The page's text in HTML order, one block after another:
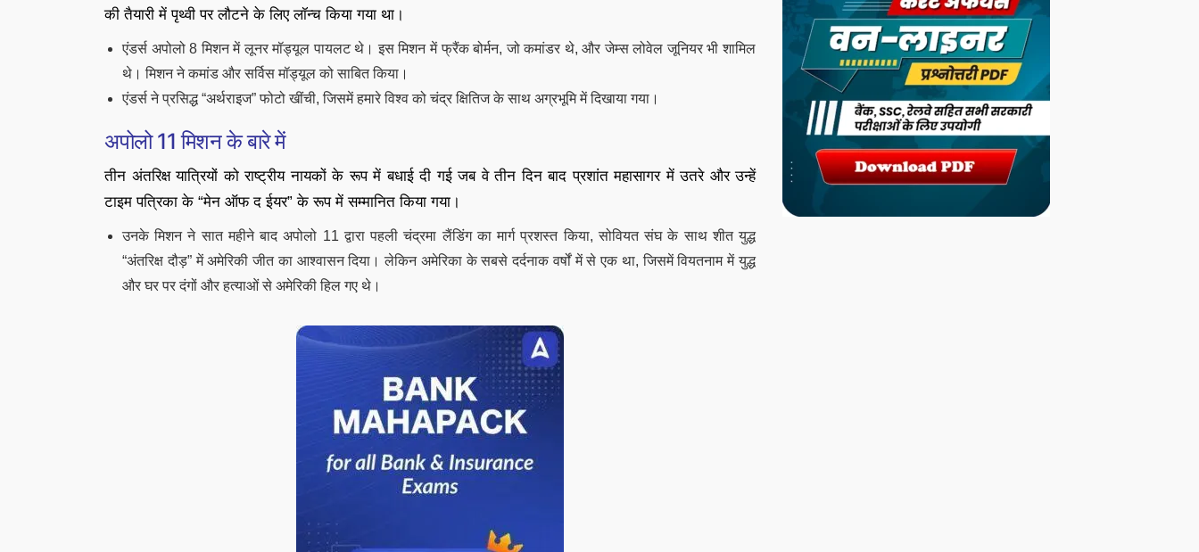
की तैयारी में पृथ्वी पर लौटने के लिए लॉन्च किया गया था।
एंडर्स अपोलो 8 मिशन में लूनर मॉड्यूल पायलट थे। इस मिशन में फ्रैंक बोर्मन, जो कमांडर थे, और जेम्स लोवेल जूनियर भी शामिल
थे। मिशन ने कमांड और सर्विस मॉड्यूल को साबित किया।
एंडर्स ने प्रसिद्ध “अर्थराइज” फोटो खींची, जिसमें हमारे विश्व को चंद्र क्षितिज के साथ अग्रभूमि में दिखाया गया।
अपोलो 11 मिशन के बारे में
तीन अंतरिक्ष यात्रियों को राष्ट्रीय नायकों के रूप में बधाई दी गई जब वे तीन दिन बाद प्रशांत महासागर में उतरे और उन्हें
टाइम पत्रिका के “मेन ऑफ द ईयर” के रूप में सम्मानित किया गया।
उनके मिशन ने सात महीने बाद अपोलो 11 द्वारा पहली चंद्रमा लैंडिंग का मार्ग प्रशस्त किया, सोवियत संघ के साथ शीत युद्ध
“अंतरिक्ष दौड़” में अमेरिकी जीत का आश्वासन दिया। लेकिन अमेरिका के सबसे दर्दनाक वर्षों में से एक था, जिसमें वियतनाम में युद्ध
और घर पर दंगों और हत्याओं से अमेरिकी हिल गए थे।